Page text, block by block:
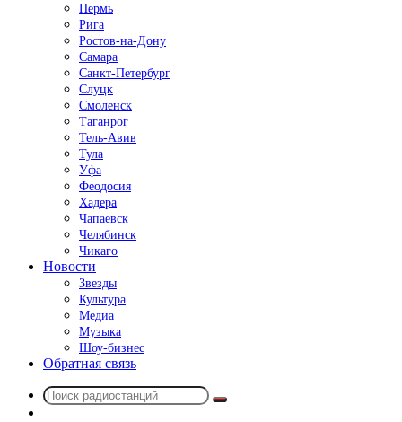
Пермь
Рига
Ростов-на-Дону
Самара
Санкт-Петербург
Слуцк
Смоленск
Таганрог
Тель-Авив
Тула
Уфа
Феодосия
Хадера
Чапаевск
Челябинск
Чикаго
Новости
Звезды
Культура
Медиа
Музыка
Шоу-бизнес
Обратная связь
Поиск